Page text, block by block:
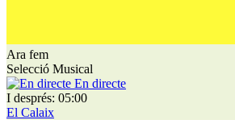
Ara fem
Selecció Musical
En directe
I després: 05:00
El Calaix